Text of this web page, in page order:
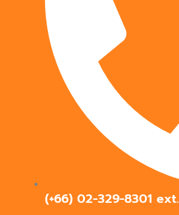
(+66) 02-329-8301 ext.